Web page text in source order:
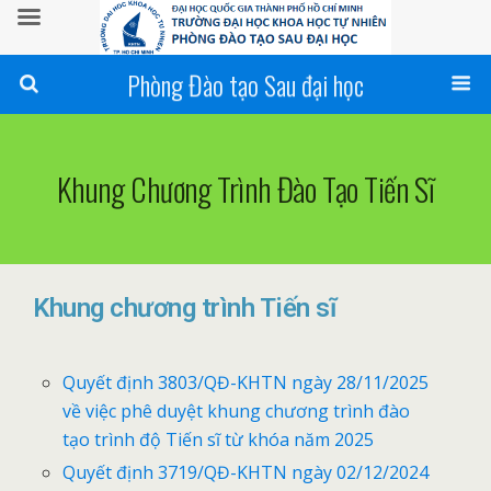
Phòng Đào tạo Sau đại học
Khung Chương Trình Đào Tạo Tiến Sĩ
Khung chương trình Tiến sĩ
Quyết định 3803/QĐ-KHTN ngày 28/11/2025
về việc phê duyệt khung chương trình đào
tạo trình độ Tiến sĩ từ khóa năm 2025
Quyết định 3719/QĐ-KHTN ngày 02/12/2024